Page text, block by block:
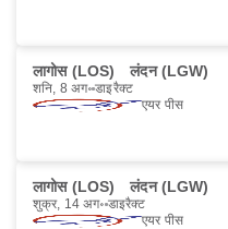
लागोस (LOS) लंदन (LGW)
शनि, 8 अग॰ डाइरैक्ट
एयर पीस
लागोस (LOS) लंदन (LGW)
शुक्र, 14 अग॰ डाइरैक्ट
एयर पीस